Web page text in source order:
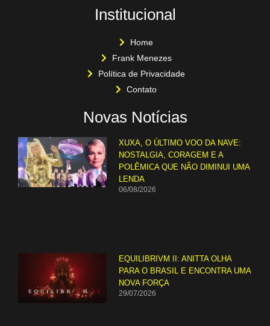
Institucional
Home
Frank Menezes
Política de Privacidade
Contato
Novas Notícias
XUXA, O ÚLTIMO VOO DA NAVE:
NOSTALGIA, CORAGEM E A
POLÊMICA QUE NÃO DIMINUI UMA
LENDA
06/08/2026
EQUILIBRIVM II: ANITTA OLHA
PARA O BRASIL E ENCONTRA UMA
NOVA FORÇA
29/07/2026